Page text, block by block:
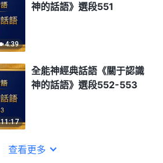
4:39
神的話語》選段551
11:17
全能神經典話語《關于認識
神的話語》選段552-553
查看更多